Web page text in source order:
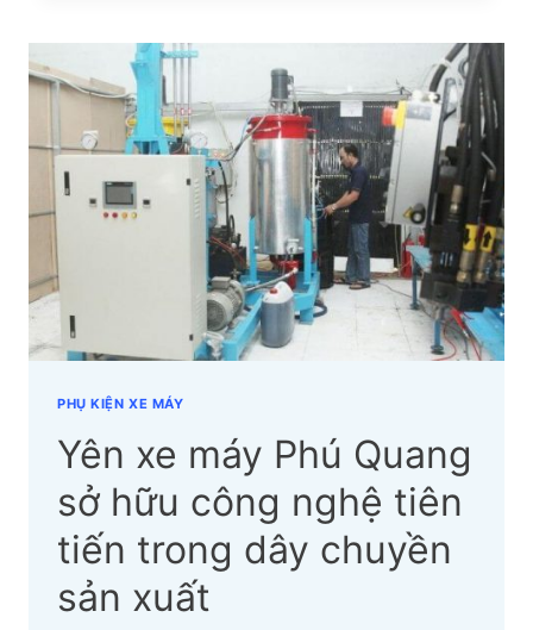
TÌM
ĐẠI
LÝ
PHÂN
PHỤ KIỆN XE MÁY
Yên xe máy Phú Quang
sở hữu công nghệ tiên
tiến trong dây chuyền
sản xuất